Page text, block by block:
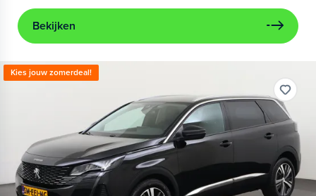
Bekijken
Kies jouw zomerdeal!